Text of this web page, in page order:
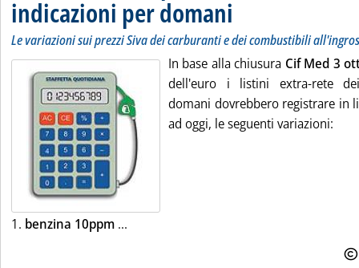
indicazioni per domani
Le variazioni sui prezzi Siva dei carburanti e dei combustibili
In base alla chiusura Cif Med 3
dell'euro i listini extra-rete
domani dovrebbero registrare in
ad oggi, le seguenti variazioni:
1. benzina 10ppm ...